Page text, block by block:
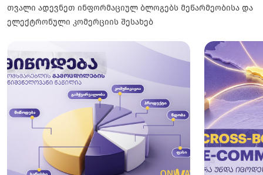
თვალი ადევნეთ ინფორმაციულ ბლოგებს მეწარმეობისა და
ელექტრონული კომერციის შესახებ